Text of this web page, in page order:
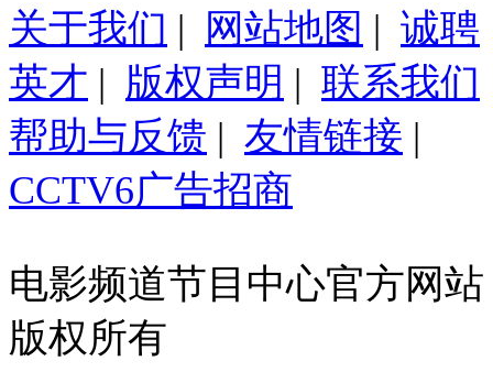
关于我们 | 网站地图 | 诚聘
英才 | 版权声明 | 联系我们
帮助与反馈 | 友情链接 |
CCTV6广告招商
电影频道节目中心官方网站
版权所有